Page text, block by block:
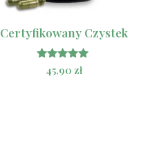
Certyfikowany Czystek
Oceniono
4.88
45,90 zł